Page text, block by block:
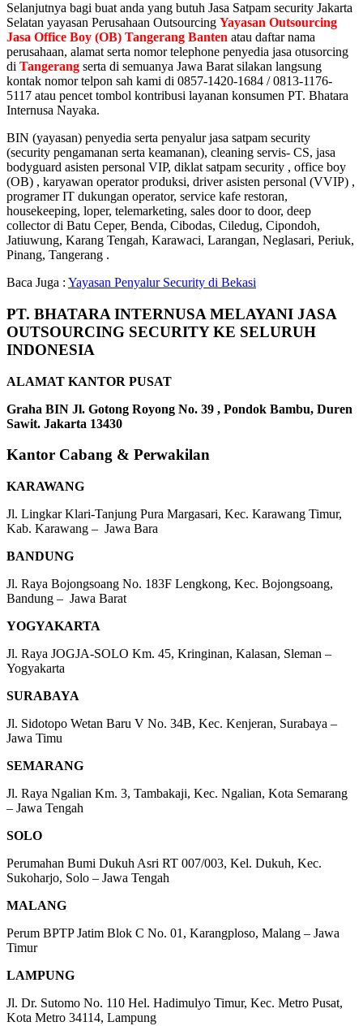
Selanjutnya bagi buat anda yang butuh Jasa Satpam security Jakarta
Selatan yayasan Perusahaan Outsourcing Yayasan Outsourcing
Jasa Office Boy (OB) Tangerang Banten atau daftar nama
perusahaan, alamat serta nomor telephone penyedia jasa otusorcing
di Tangerang serta di semuanya Jawa Barat silakan langsung
kontak nomor telpon sah kami di 0857-1420-1684 / 0813-1176-
5117 atau pencet tombol kontribusi layanan konsumen PT. Bhatara
Internusa Nayaka.
BIN (yayasan) penyedia serta penyalur jasa satpam security
(security pengamanan serta keamanan), cleaning servis- CS, jasa
bodyguard asisten personal VIP, diklat satpam security , office boy
(OB) , karyawan operator produksi, driver asisten personal (VVIP) ,
programer IT dukungan operator, service kafe restoran,
housekeeping, loper, telemarketing, sales door to door, deep
collector di Batu Ceper, Benda, Cibodas, Ciledug, Cipondoh,
Jatiuwung, Karang Tengah, Karawaci, Larangan, Neglasari, Periuk,
Pinang, Tangerang .
Baca Juga : Yayasan Penyalur Security di Bekasi
PT. BHATARA INTERNUSA MELAYANI JASA
OUTSOURCING SECURITY KE SELURUH
INDONESIA
ALAMAT KANTOR PUSAT
Graha BIN Jl. Gotong Royong No. 39 , Pondok Bambu, Duren
Sawit. Jakarta 13430
Kantor Cabang & Perwakilan
KARAWANG
Jl. Lingkar Klari-Tanjung Pura Margasari, Kec. Karawang Timur,
Kab. Karawang – Jawa Bara
BANDUNG
Jl. Raya Bojongsoang No. 183F Lengkong, Kec. Bojongsoang,
Bandung – Jawa Barat
YOGYAKARTA
Jl. Raya JOGJA-SOLO Km. 45, Kringinan, Kalasan, Sleman –
Yogyakarta
SURABAYA
Jl. Sidotopo Wetan Baru V No. 34B, Kec. Kenjeran, Surabaya –
Jawa Timu
SEMARANG
Jl. Raya Ngalian Km. 3, Tambakaji, Kec. Ngalian, Kota Semarang
– Jawa Tengah
SOLO
Perumahan Bumi Dukuh Asri RT 007/003, Kel. Dukuh, Kec.
Sukoharjo, Solo – Jawa Tengah
MALANG
Perum BPTP Jatim Blok C No. 01, Karangploso, Malang – Jawa
Timur
LAMPUNG
Jl. Dr. Sutomo No. 110 Hel. Hadimulyo Timur, Kec. Metro Pusat,
Kota Metro 34114, Lampung